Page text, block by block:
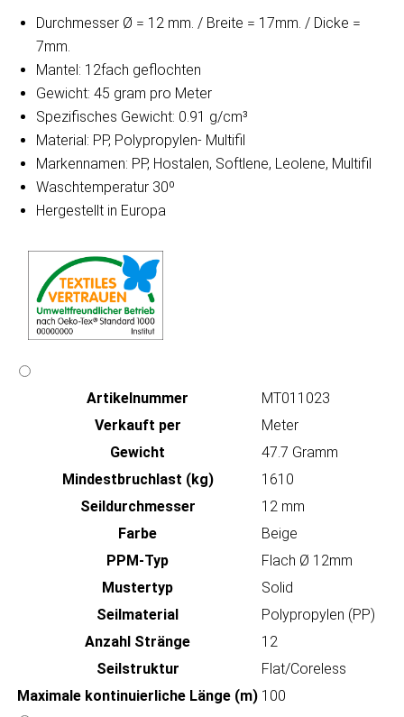
Durchmesser Ø = 12 mm. / Breite = 17mm. / Dicke =
7mm.
Mantel: 12fach geflochten
Gewicht: 45 gram pro Meter
Spezifisches Gewicht: 0.91 g/cm³
Material: PP, Polypropylen- Multifil
Markennamen: PP, Hostalen, Softlene, Leolene, Multifil
Waschtemperatur 30º
Hergestellt in Europa
Artikeln‌ummer
MT011023
Verkauft per
Meter
Gewicht
47.7 Gramm
Mindestbruchlast (kg)
1610
Seildurchmesser
12 mm
Farbe
Beige
PPM-Typ
Flach Ø 12mm
Mustertyp
Solid
Seilmaterial
Polypropylen (PP)
Anzahl Stränge
12
Seilstruktur
Flat/Coreless
Maximale kontinuierliche Länge (m) 100